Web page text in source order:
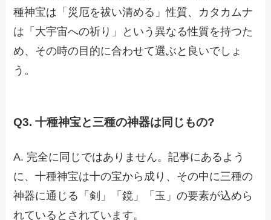
種神宝は「災厄を祓い清める」性質、カタカムナ
は「大宇宙への祈り」という異なる性質を持つた
め、その時の目的に合わせて選ぶと良いでしょ
う。
Q3. 十種神宝と三種の神器は同じもの?
A. 完全に同じではありません。記事にあるよう
に、十種神宝は十の宝から成り、その中に三種の
神器に通じる「剣」「鏡」「玉」の要素が込めら
れているとされています。